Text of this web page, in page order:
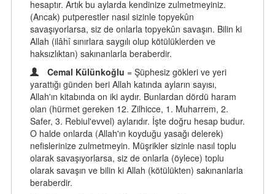
hesaptır. Artık bu aylarda kendinize zulmetmeyiniz.
(Ancak) putperestler nasıl sizinle topyekûn
savaşıyorlarsa, siz de onlarla topyekûn savaşın. Bilin ki
Allah (ilâhî sınırlara saygılı olup kötülüklerden ve
haksızlıktan) sakınanlarla beraberdir.
Cemal Külünkoğlu = Şüphesiz gökleri ve yeri
yarattığı günden beri Allah katında ayların sayısı,
Allah'ın kitabında on iki aydır. Bunlardan dördü haram
olan (hürmet gereken 12. Zilhicce, 1. Muharrem, 2.
Safer, 3. Rebiul'evvel) aylarıdır. İşte doğru hesap budur.
O halde onlarda (Allah'ın koyduğu yasağı delerek)
nefislerinize zulmetmeyin. Müşrikler sizinle nasıl toplu
olarak savaşıyorlarsa, siz de onlarla (öylece) toplu
olarak savaşın ve bilin ki Allah (kötülükten) sakınanlarla
beraberdir.